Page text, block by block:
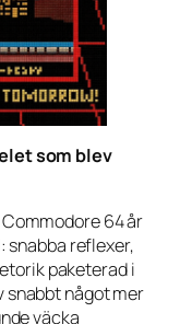
som blev
64 år
snabba reflexer,
paketerad i
snabbt något mer
väcka